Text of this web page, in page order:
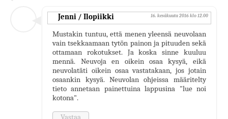
Jenni / Ilopiikki 16. kesäkuuta 2016 klo 12.00
Mustakin tuntuu, että menen yleensä neuvolaan
vain tsekkaamaan tytön painon ja pituuden sekä
ottamaan rokotukset. Ja koska sinne kuuluu
mennä. Neuvoja en oikein osaa kysyä, eikä
neuvolatäti oikein osaa vastatakaan, jos jotain
osaankin kysyä. Neuvolan ohjeissa määritelty
tieto annetaan painettuina lappusina "lue noi
kotona".
Vastaa